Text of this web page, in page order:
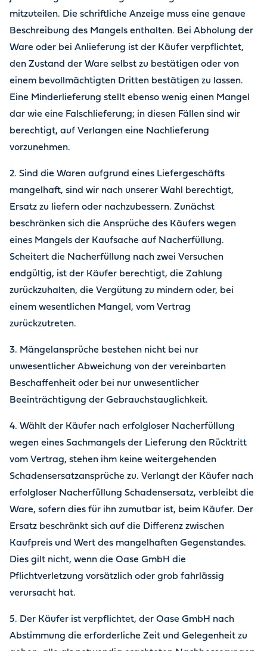
mitzuteilen. Die schriftliche Anzeige muss eine genaue
Beschreibung des Mangels enthalten. Bei Abholung der
Ware oder bei Anlieferung ist der Käufer verpflichtet,
den Zustand der Ware selbst zu bestätigen oder von
einem bevollmächtigten Dritten bestätigen zu lassen.
Eine Minderlieferung stellt ebenso wenig einen Mangel
dar wie eine Falschlieferung; in diesen Fällen sind wir
berechtigt, auf Verlangen eine Nachlieferung
vorzunehmen.
2. Sind die Waren aufgrund eines Liefergeschäfts
mangelhaft, sind wir nach unserer Wahl berechtigt,
Ersatz zu liefern oder nachzubessern. Zunächst
beschränken sich die Ansprüche des Käufers wegen
eines Mangels der Kaufsache auf Nacherfüllung.
Scheitert die Nacherfüllung nach zwei Versuchen
endgültig, ist der Käufer berechtigt, die Zahlung
zurückzuhalten, die Vergütung zu mindern oder, bei
einem wesentlichen Mangel, vom Vertrag
zurückzutreten.
3. Mängelansprüche bestehen nicht bei nur
unwesentlicher Abweichung von der vereinbarten
Beschaffenheit oder bei nur unwesentlicher
Beeinträchtigung der Gebrauchstauglichkeit.
4. Wählt der Käufer nach erfolgloser Nacherfüllung
wegen eines Sachmangels der Lieferung den Rücktritt
vom Vertrag, stehen ihm keine weitergehenden
Schadensersatzansprüche zu. Verlangt der Käufer nach
erfolgloser Nacherfüllung Schadensersatz, verbleibt die
Ware, sofern dies für ihn zumutbar ist, beim Käufer. Der
Ersatz beschränkt sich auf die Differenz zwischen
Kaufpreis und Wert des mangelhaften Gegenstandes.
Dies gilt nicht, wenn die Oase GmbH die
Pflichtverletzung vorsätzlich oder grob fahrlässig
verursacht hat.
5. Der Käufer ist verpflichtet, der Oase GmbH nach
Abstimmung die erforderliche Zeit und Gelegenheit zu